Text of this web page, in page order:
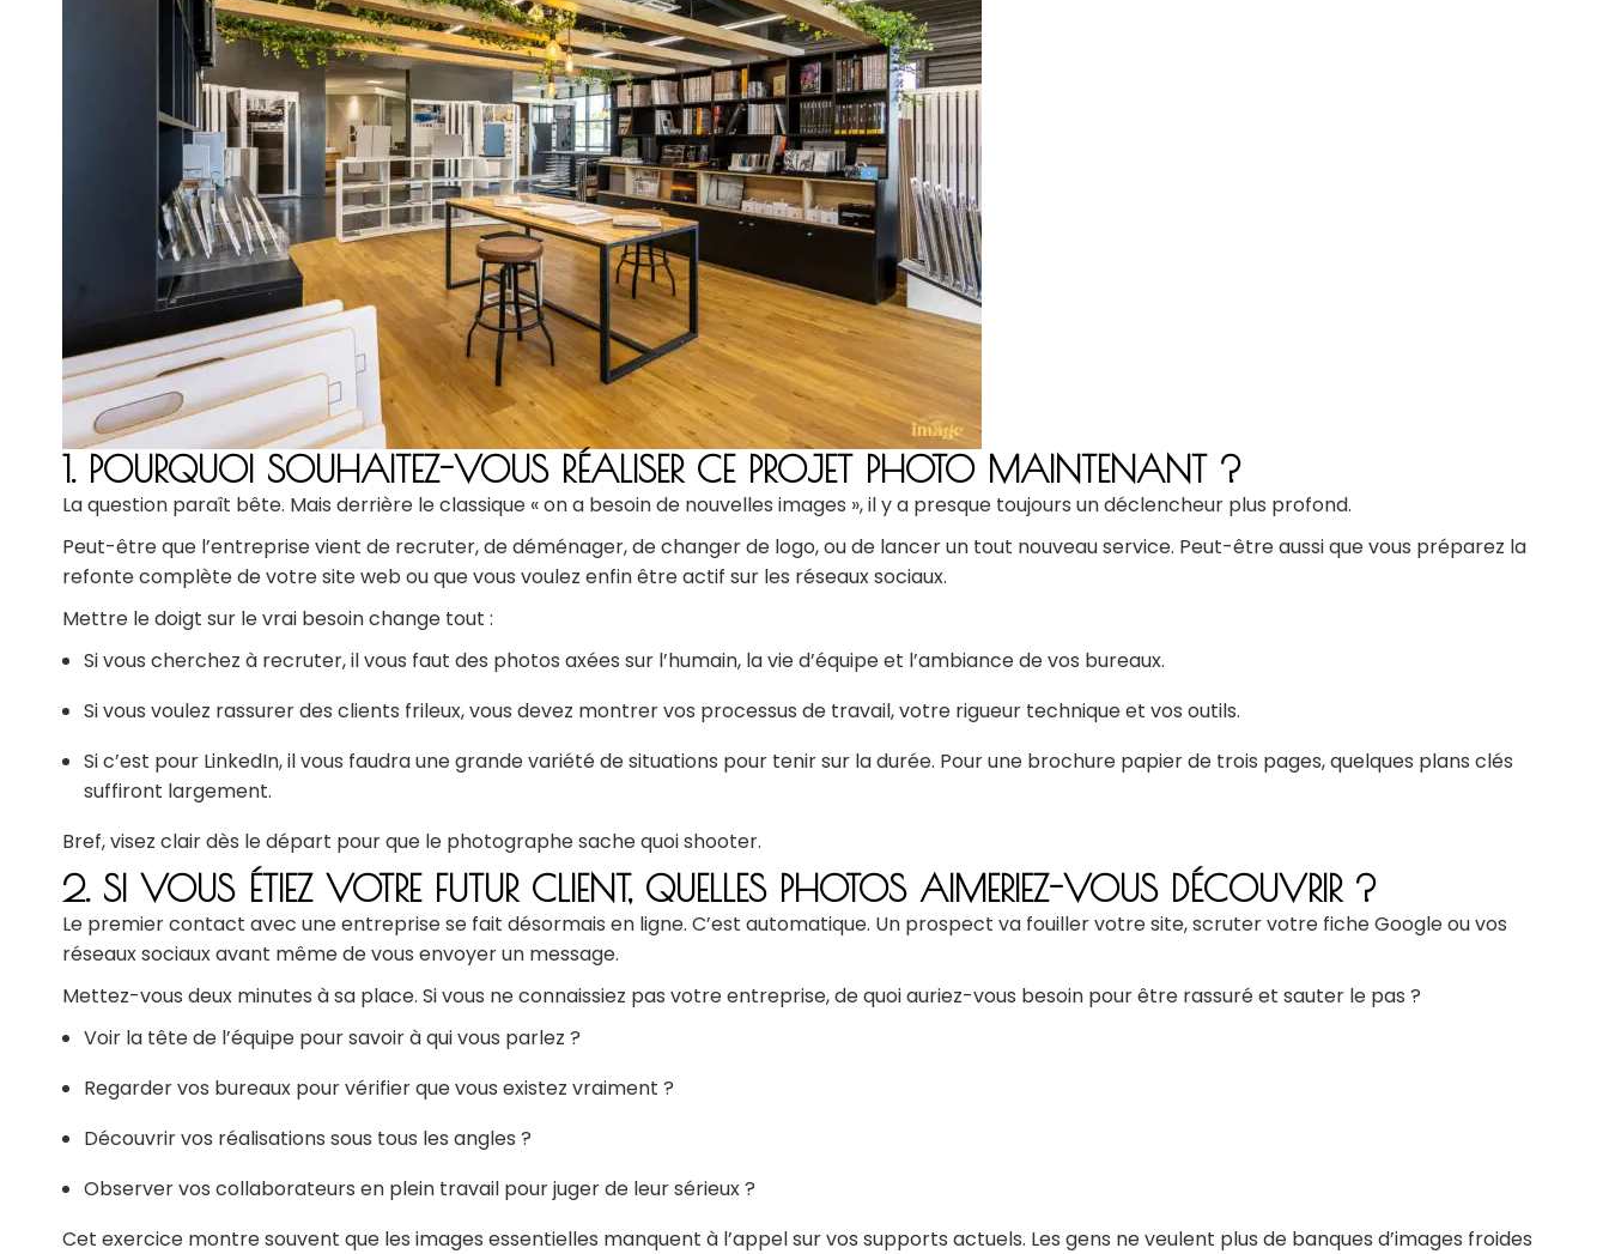
1. POURQUOI SOUHAITEZ-VOUS RÉALISER CE PROJET PHOTO MAINTENANT ?
La question paraît bête. Mais derrière le classique « on a besoin de nouvelles images », il y a presque toujours un déclencheur plus profond.
Peut-être que l’entreprise vient de recruter, de déménager, de changer de logo, ou de lancer un tout nouveau service. Peut-être aussi que vous préparez la
refonte complète de votre site web ou que vous voulez enfin être actif sur les réseaux sociaux.
Mettre le doigt sur le vrai besoin change tout :
Si vous cherchez à recruter, il vous faut des photos axées sur l’humain, la vie d’équipe et l’ambiance de vos bureaux.
Si vous voulez rassurer des clients frileux, vous devez montrer vos processus de travail, votre rigueur technique et vos outils.
Si c’est pour LinkedIn, il vous faudra une grande variété de situations pour tenir sur la durée. Pour une brochure papier de trois pages, quelques plans clés
suffiront largement.
Bref, visez clair dès le départ pour que le photographe sache quoi shooter.
2. SI VOUS ÉTIEZ VOTRE FUTUR CLIENT, QUELLES PHOTOS AIMERIEZ-VOUS DÉCOUVRIR ?
Le premier contact avec une entreprise se fait désormais en ligne. C’est automatique. Un prospect va fouiller votre site, scruter votre fiche Google ou vos
réseaux sociaux avant même de vous envoyer un message.
Mettez-vous deux minutes à sa place. Si vous ne connaissiez pas votre entreprise, de quoi auriez-vous besoin pour être rassuré et sauter le pas ?
Voir la tête de l’équipe pour savoir à qui vous parlez ?
Regarder vos bureaux pour vérifier que vous existez vraiment ?
Découvrir vos réalisations sous tous les angles ?
Observer vos collaborateurs en plein travail pour juger de leur sérieux ?
Cet exercice montre souvent que les images essentielles manquent à l’appel sur vos supports actuels. Les gens ne veulent plus de banques d’images froides